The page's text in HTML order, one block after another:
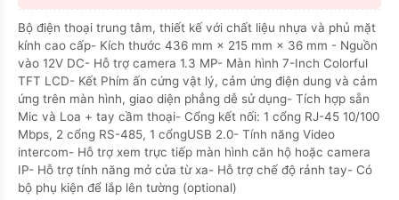
Bộ điện thoại trung tâm, thiết kế với chất liệu nhựa và phủ mặt
kính cao cấp- Kích thước 436 mm × 215 mm × 36 mm - Nguồn
vào 12V DC- Hỗ trợ camera 1.3 MP- Màn hình 7-Inch Colorful
TFT LCD- Kết Phím ấn cứng vật lý, cảm ứng điện dung và cảm
ứng trên màn hình, giao diện phẳng dễ sử dụng- Tích hợp sẵn
Mic và Loa + tay cầm thoại- Cổng kết nối: 1 cổng RJ-45 10/100
Mbps, 2 cổng RS-485, 1 cổngUSB 2.0- Tính năng Video
intercom- Hỗ trợ xem trực tiếp màn hình căn hộ hoặc camera
IP- Hỗ trợ tính năng mở cửa từ xa- Hỗ trợ chế độ rảnh tay- Có
bộ phụ kiện để lắp lên tường (optional)